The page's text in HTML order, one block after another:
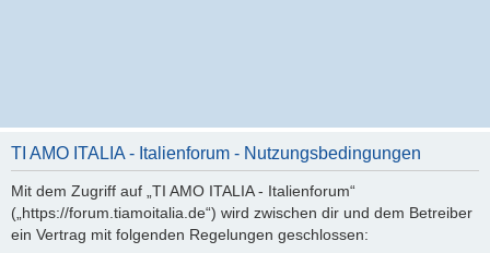
TI AMO ITALIA - Italienforum - Nutzungsbedingungen
Mit dem Zugriff auf „TI AMO ITALIA - Italienforum“
(„https://forum.tiamoitalia.de“) wird zwischen dir und dem Betreiber
ein Vertrag mit folgenden Regelungen geschlossen: